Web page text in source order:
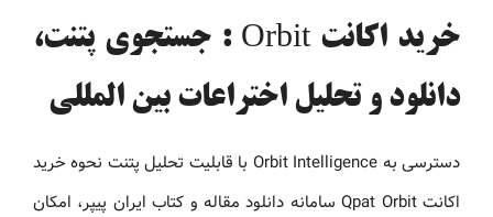
خرید اکانت Orbit : جستجوی پتنت،
دانلود و تحلیل اختراعات بین المللی
دسترسی به Orbit Intelligence با قابلیت تحلیل پتنت نحوه خرید
اکانت Qpat Orbit سامانه دانلود مقاله و کتاب ایران پیپر، امکان